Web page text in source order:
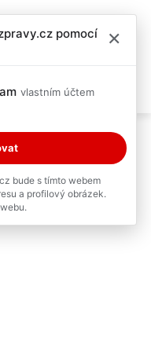
pomocí
×
vlastním účtem
bude s tímto webem
a profilový obrázek.